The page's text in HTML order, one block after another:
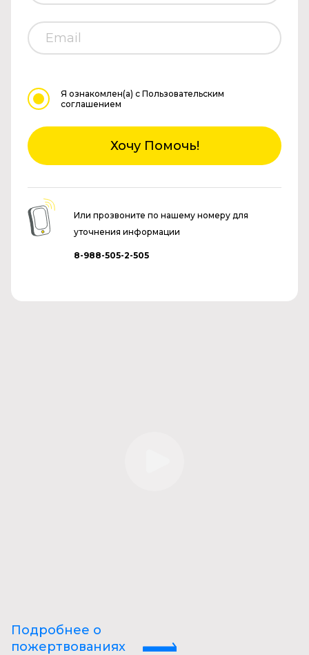
Я ознакомлен(а) с Пользовательским
соглашением
Хочу Помочь!
Или прозвоните по нашему номеру для
уточнения информации
8-988-505-2-505
Подробнее о
пожертвованиях